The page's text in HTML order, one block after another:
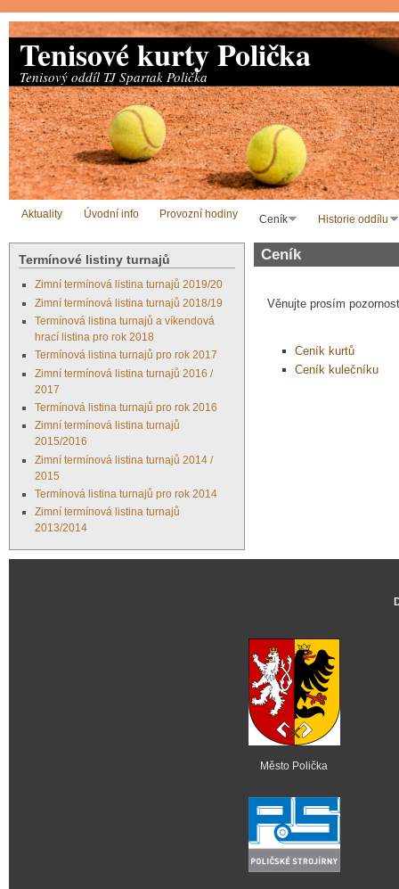
Přejít k hlavnímu obsahu
Tenisové kurty Polička
Tenisový oddíl TJ Spartak Polička
Aktuality Úvodní info Provozní hodiny Ceník Historie oddílu
Termínové listiny turnajů
Zimní termínová listina turnajů 2019/20
Zimní termínová listina turnajů 2018/19
Termínová listina turnajů a víkendová
hrací listina pro rok 2018
Termínová listina turnajů pro rok 2017
Zimní termínová listina turnajů 2016 /
2017
Termínová listina turnajů pro rok 2016
Zimní termínová listina turnajů
2015/2016
Zimní termínová listina turnajů 2014 /
2015
Termínová listina turnajů pro rok 2014
Zimní termínová listina turnajů
2013/2014
Ceník
Věnujte prosím
Ceník kurtů
Ceník kulečníku
Město Polička